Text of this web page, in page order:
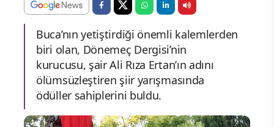
Buca’nın yetiştirdiği önemli kalemlerden
biri olan, Dönemeç Dergisi’nin
kurucusu, şair Ali Rıza Ertan’ın adını
ölümsüzleştiren şiir yarışmasında
ödüller sahiplerini buldu.